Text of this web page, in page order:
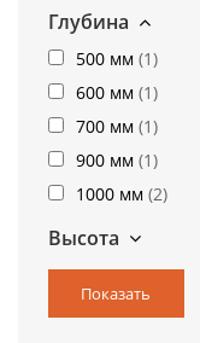
Глубина
500 мм (1)
600 мм (1)
700 мм (1)
900 мм (1)
1000 мм (2)
Высота